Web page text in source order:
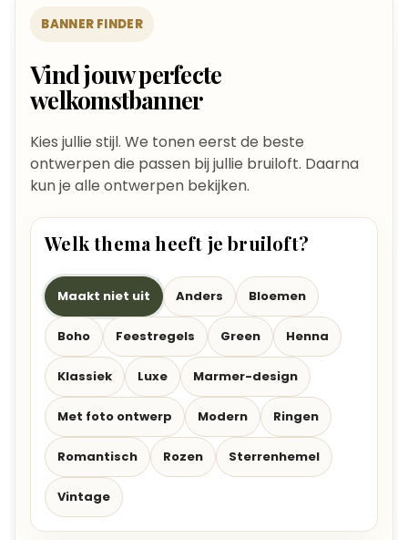
BANNER FINDER
Vind jouw perfecte
welkomstbanner
Kies jullie stijl. We tonen eerst de beste
ontwerpen die passen bij jullie bruiloft. Daarna
kun je alle ontwerpen bekijken.
Welk thema heeft je bruiloft?
Maakt niet uit Anders Bloemen
Boho Feestregels Green Henna
Klassiek Luxe Marmer-design
Met foto ontwerp Modern Ringen
Romantisch Rozen Sterrenhemel
Vintage